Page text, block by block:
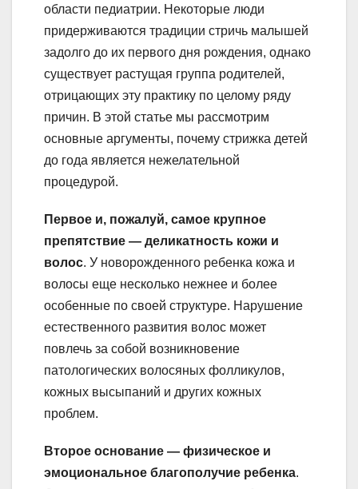
области педиатрии. Некоторые люди
придерживаются традиции стричь малышей
задолго до их первого дня рождения, однако
существует растущая группа родителей,
отрицающих эту практику по целому ряду
причин. В этой статье мы рассмотрим
основные аргументы, почему стрижка детей
до года является нежелательной
процедурой.
Первое и, пожалуй, самое крупное
препятствие — деликатность кожи и
волос. У новорожденного ребенка кожа и
волосы еще несколько нежнее и более
особенные по своей структуре. Нарушение
естественного развития волос может
повлечь за собой возникновение
патологических волосяных фолликулов,
кожных высыпаний и других кожных
проблем.
Второе основание — физическое и
эмоциональное благополучие ребенка.